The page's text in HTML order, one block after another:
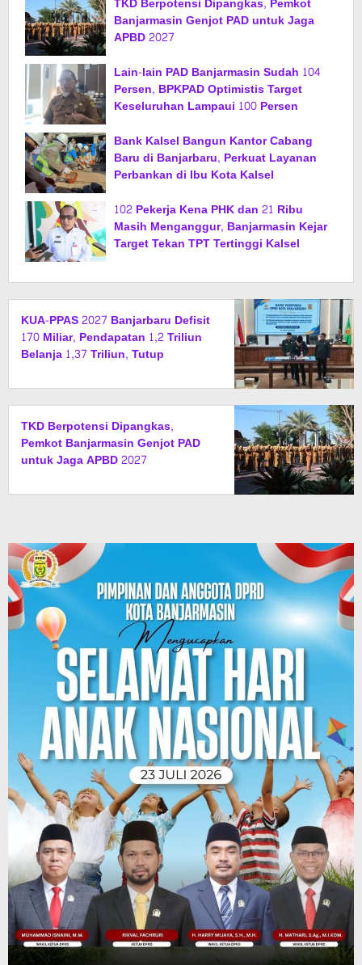
Banjarmasin Genjot PAD untuk Jaga
APBD 2027
Lain-lain PAD Banjarmasin Sudah 104
Persen, BPKPAD Optimistis Target
Keseluruhan Lampaui 100 Persen
Bank Kalsel Bangun Kantor Cabang
Baru di Banjarbaru, Perkuat Layanan
Perbankan di Ibu Kota Kalsel
102 Pekerja Kena PHK dan 21 Ribu
Masih Menganggur, Banjarmasin Kejar
Target Tekan TPT Tertinggi Kalsel
KUA-PPAS 2027 Banjarbaru Defisit
170 Miliar, Pendapatan 1,2 Triliun
Belanja 1,37 Triliun, Tutup
TKD Berpotensi Dipangkas,
Pemkot Banjarmasin Genjot PAD
untuk Jaga APBD 2027